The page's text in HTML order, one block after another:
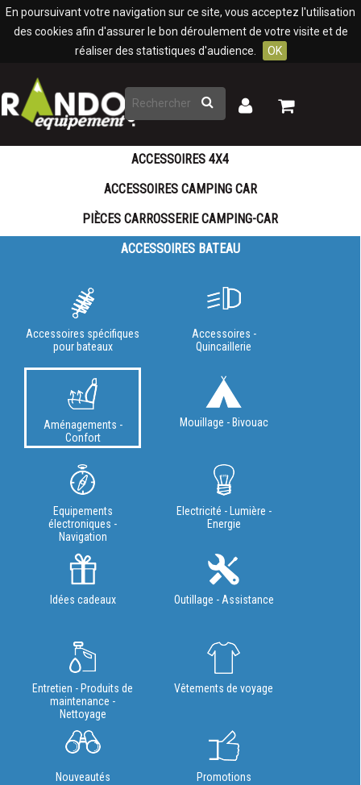
En poursuivant votre navigation sur ce site, vous acceptez l'utilisation
des cookies afin d'assurer le bon déroulement de votre visite et de
réaliser des statistiques d'audience.
OK
Rechercher
Mon
Mon
ACCESSOIRES 4X4
ACCESSOIRES CAMPING CAR
PIÈCES CARROSSERIE CAMPING-CAR
ACCESSOIRES BATEAU
Accessoires spécifiques
pour bateaux
Accessoires -
Quincaillerie
Aménagements -
Confort
Mouillage - Bivouac
Equipements
électroniques -
Navigation
Electricité - Lumière -
Energie
Idées cadeaux Outillage - Assistance
Entretien - Produits de
maintenance -
Nettoyage
Vêtements de voyage
Nouveautés Promotions
Panneau de gestion des cookies